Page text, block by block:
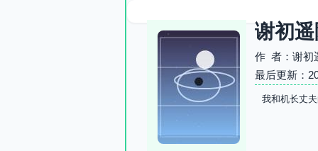
谢初
作 者：谢初
最后更新：
我和机长丈